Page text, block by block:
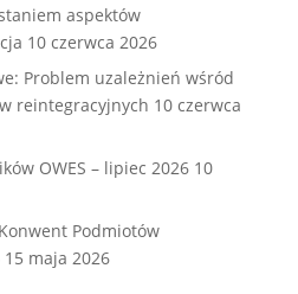
aspektów
10 czerwca 2026
Problem uzależnień wśród
reintegracyjnych 10 czerwca
OWES – lipiec 2026 10
Podmiotów
15 maja 2026